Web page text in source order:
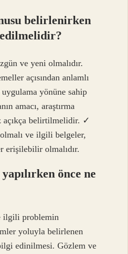
belirlenirken
ve yeni olmalıdır.
açısından anlamlı
yönüne sahip
amacı, araştırma
açıkça belirtilmelidir. ✓
ve ilgili belgeler,
erişilebilir olmalıdır.
önce ne
ilgili problemin
yoluyla belirlenen
edinilmesi. Gözlem ve